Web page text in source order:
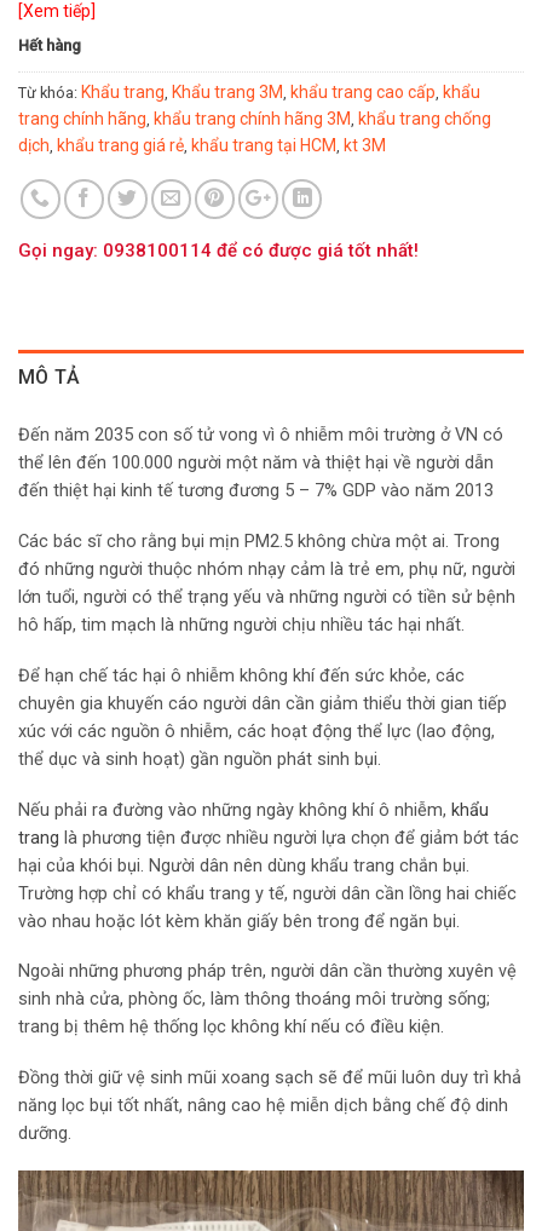
[Xem tiếp]
Hết hàng
Từ khóa: Khẩu trang Khẩu trang 3M khẩu trang cao cấp khẩu
trang chính hãng khẩu trang chính hãng 3M khẩu trang chống
dịch khẩu trang giá rẻ khẩu trang tại HCM kt 3M
Gọi ngay: 0938100114 để có được giá tốt nhất!
MÔ TẢ
Đến năm 2035 con số tử vong vì ô nhiễm môi trường ở VN có
thể lên đến 100.000 người một năm và thiệt hại về người dẫn
đến thiệt hại kinh tế tương đương 5 – 7% GDP vào năm 2013
Các bác sĩ cho rằng bụi mịn PM2.5 không chừa một ai. Trong
đó những người thuộc nhóm nhạy cảm là trẻ em, phụ nữ, người
lớn tuổi, người có thể trạng yếu và những người có tiền sử bệnh
hô hấp, tim mạch là những người chịu nhiều tác hại nhất.
Để hạn chế tác hại ô nhiễm không khí đến sức khỏe, các
chuyên gia khuyến cáo người dân cần giảm thiểu thời gian tiếp
xúc với các nguồn ô nhiễm, các hoạt động thể lực (lao động,
thể dục và sinh hoạt) gần nguồn phát sinh bụi.
Nếu phải ra đường vào những ngày không khí ô nhiễm, khẩu
trang là phương tiện được nhiều người lựa chọn để giảm bớt tác
hại của khói bụi. Người dân nên dùng khẩu trang chắn bụi.
Trường hợp chỉ có khẩu trang y tế, người dân cần lồng hai chiếc
vào nhau hoặc lót kèm khăn giấy bên trong để ngăn bụi.
Ngoài những phương pháp trên, người dân cần thường xuyên vệ
sinh nhà cửa, phòng ốc, làm thông thoáng môi trường sống;
trang bị thêm hệ thống lọc không khí nếu có điều kiện.
Đồng thời giữ vệ sinh mũi xoang sạch sẽ để mũi luôn duy trì khả
năng lọc bụi tốt nhất, nâng cao hệ miễn dịch bằng chế độ dinh
dưỡng.